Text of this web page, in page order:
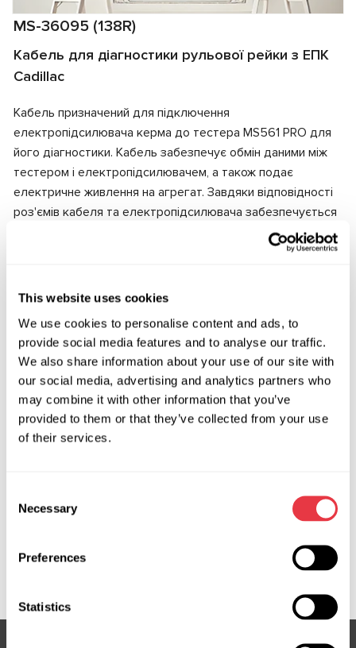
This website uses cookies
We use cookies to personalise content and ads, to
provide social media features and to analyse our traffic.
We also share information about your use of our site with
our social media, advertising and analytics partners who
may combine it with other information that you’ve
provided to them or that they’ve collected from your use
of their services.
Selection
Necessary
Preferences
Statistics
MS-36095 (138R)
Кабель для діагностики рульової рейки з ЕПК
Cadillac
Кабель призначений для підключення
електропідсилювача керма до тестера MS561 PRO для
його діагностики. Кабель забезпечує обмін даними між
тестером і електропідсилювачем, а також подає
електричне живлення на агрегат. Завдяки відповідності
роз'ємів кабеля та електропідсилювача забезпечується
Запит ціни
OEM
MS36095138R, 812563302, 84052302, 84100491,
84597813, 84663155, 84992271, 87853951, 87853952,
ATGE42351RB, ATGE42631RB, ATGE43691RB,
CA404NL00R, CA9107R, CR118R, CR411NL00R, CR9118R,